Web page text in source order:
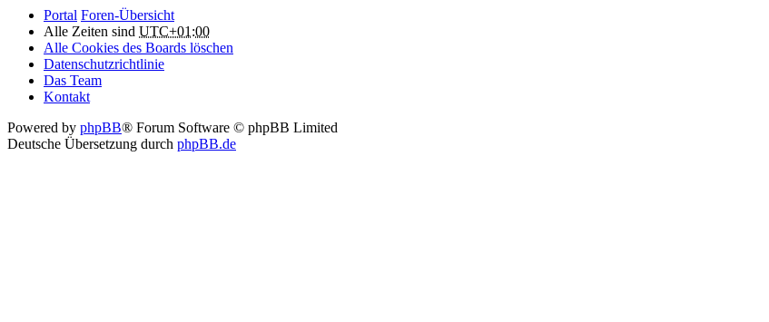
Portal Foren-Übersicht
Alle Zeiten sind UTC+01:00
Alle Cookies des Boards löschen
Datenschutzrichtlinie
Das Team
Kontakt
Powered by phpBB® Forum Software © phpBB Limited
Deutsche Übersetzung durch phpBB.de